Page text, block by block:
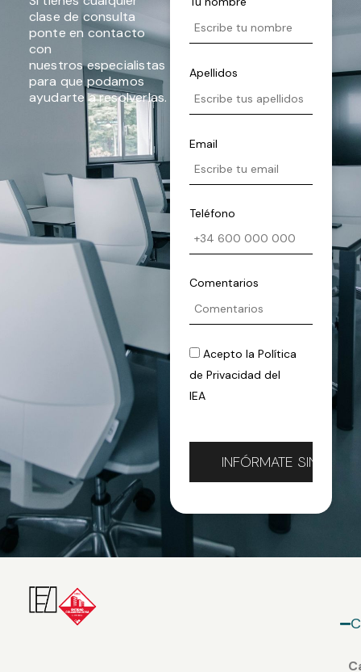
clase de consulta
ponte en contacto
con
nuestros especialistas
para que podamos
ayudarte a resolverlas.
Apellidos
Email
Teléfono
Comentarios
Acepto laPolítica
de Privacidad del
IEA